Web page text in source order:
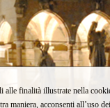
finalità illustrate nella
maniera, acconsenti all’uso